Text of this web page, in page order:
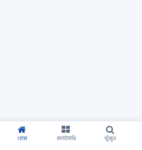
হোম ক্যাটাগরি খুঁজুন